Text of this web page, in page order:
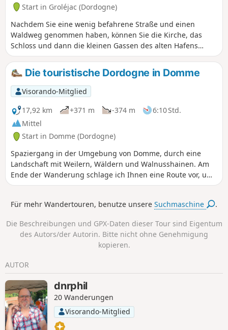
Start in Groléjac (Dordogne)
Nachdem Sie eine wenig befahrene Straße und einen
Waldweg genommen haben, können Sie die Kirche, das
Schloss und dann die kleinen Gassen des alten Hafens
bewundern. Entlang der Dordogne bis zur alten
Eisenbahnbrücke führt Sie der Radweg zurück zum
Ausgangspunkt.
Die touristische Dordogne in Domme
Visorando-Mitglied
17,92 km
+371 m -374 m
6:10 Std.
Mittel
Start in Domme (Dordogne)
Spaziergang in der Umgebung von Domme, durch eine
Landschaft mit Weilern, Wäldern und Walnusshainen. Am
Ende der Wanderung schlage ich Ihnen eine Route vor, um
dieses schöne Dorf zu besichtigen.
Für mehr Wandertouren, benutze unsereSuchmaschine .
Die Beschreibungen und GPX-Daten dieser Tour sind Eigentum
des Autors/der Autorin. Bitte nicht ohne Genehmigung
kopieren.
AUTOR
dnrphil
20 Wanderungen
Visorando-Mitglied